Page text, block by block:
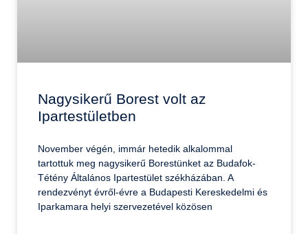
Nagysikerű Borest volt az
Ipartestületben
November végén, immár hetedik alkalommal
tartottuk meg nagysikerű Borestünket az Budafok-
Tétény Általános Ipartestület székházában. A
rendezvényt évről-évre a Budapesti Kereskedelmi és
Iparkamara helyi szervezetével közösen